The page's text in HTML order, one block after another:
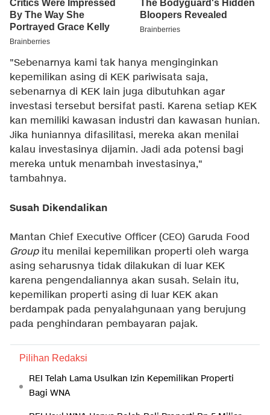
"Sebenarnya kami tak hanya menginginkan
kepemilikan asing di KEK pariwisata saja,
sebenarnya di KEK lain juga dibutuhkan agar
investasi tersebut bersifat pasti. Karena setiap KEK
kan memiliki kawasan industri dan kawasan hunian.
Jika huniannya difasilitasi, mereka akan menilai
kalau investasinya dijamin. Jadi ada potensi bagi
mereka untuk menambah investasinya,"
tambahnya.
Susah Dikendalikan
Mantan Chief Executive Officer (CEO) Garuda Food
Groupitu menilai kepemilikan properti oleh warga
asing seharusnya tidak dilakukan di luar KEK
karena pengendaliannya akan susah. Selain itu,
kepemilikan properti asing di luar KEK akan
berdampak pada penyalahgunaan yang berujung
pada penghindaran pembayaran pajak.
Pilihan Redaksi
REI Telah Lama Usulkan Izin Kepemilikan Properti
Bagi WNA